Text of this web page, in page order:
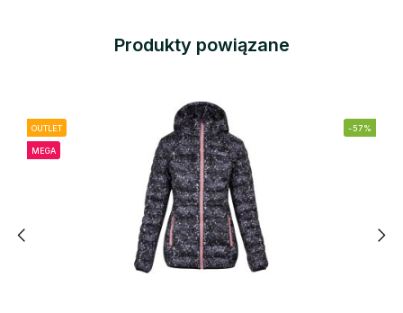
Produkty powiązane
OUTLET
MEGA
-57%